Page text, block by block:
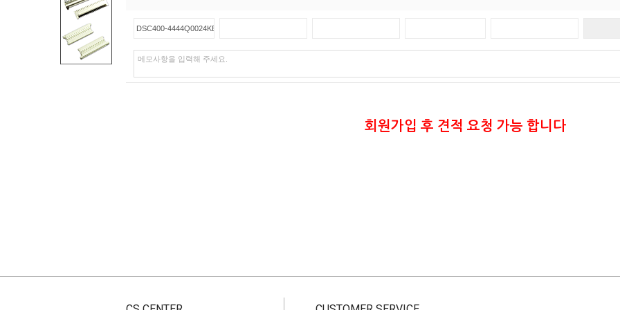
회원가입 후 견적 요청 가능 합니다